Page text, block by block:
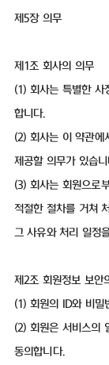
제5장 의무
제1조 회사의 의무
(1) 회사는 특별한 사
합니다.
(2) 회사는 이 약관에
제공할 의무가 있습
(3) 회사는 회원으로
적절한 절차를 거쳐
그 사유와 처리 일정
제2조 회원정보 보안
(1) 회원의 ID와 비밀
(2) 회원은 서비스의
동의합니다.